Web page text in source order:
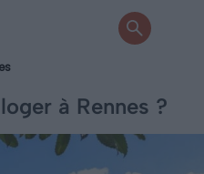
à Rennes ?